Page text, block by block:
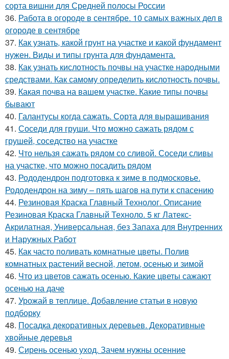
сорта вишни для Средней полосы России
36. Работа в огороде в сентябре. 10 самых важных дел в
огороде в сентябре
37. Как узнать, какой грунт на участке и какой фундамент
нужен. Виды и типы грунта для фундамента.
38. Как узнать кислотность почвы на участке народными
средствами. Как самому определить кислотность почвы.
39. Какая почва на вашем участке. Какие типы почвы
бывают
40. Галантусы когда сажать. Сорта для выращивания
41. Соседи для груши. Что можно сажать рядом с
грушей, соседство на участке
42. Что нельзя сажать рядом со сливой. Соседи сливы
на участке, что можно посадить рядом
43. Рододендрон подготовка к зиме в подмосковье.
Рододендрон на зиму – пять шагов на пути к спасению
44. Резиновая Краска Главный Технолог. Описание
Резиновая Краска Главный Техноло. 5 кг Латекс-
Акрилатная, Универсальная, без Запаха для Внутренних
и Наружных Работ
45. Как часто поливать комнатные цветы. Полив
комнатных растений весной, летом, осенью и зимой
46. Что из цветов сажать осенью. Какие цветы сажают
осенью на даче
47. Урожай в теплице. Добавление статьи в новую
подборку
48. Посадка декоративных деревьев. Декоративные
хвойные деревья
49. Сирень осенью уход. Зачем нужны осенние